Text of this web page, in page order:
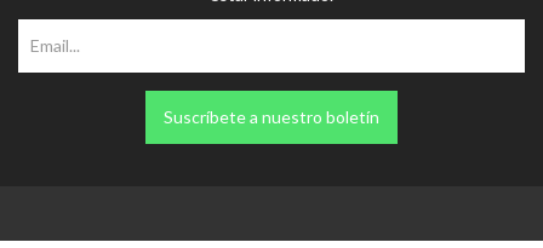
Suscríbete a nuestro boletín